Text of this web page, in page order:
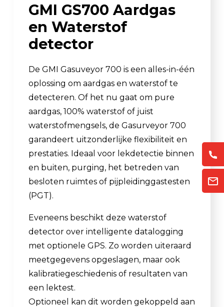
GMI GS700 Aardgas
en Waterstof
detector
De GMI Gasuveyor 700 is een alles-in-één
oplossing om aardgas en waterstof te
detecteren. Of het nu gaat om pure
aardgas, 100% waterstof of juist
waterstofmengsels, de Gasurveyor 700
garandeert uitzonderlijke flexibiliteit en
prestaties. Ideaal voor lekdetectie binnen
en buiten, purging, het betreden van
besloten ruimtes of pijpleidinggastesten
(PGT).
Eveneens beschikt deze waterstof
detector over intelligente datalogging
met optionele GPS. Zo worden uiteraard
meetgegevens opgeslagen, maar ook
kalibratiegeschiedenis of resultaten van
een lektest.
Optioneel kan dit worden gekoppeld aan